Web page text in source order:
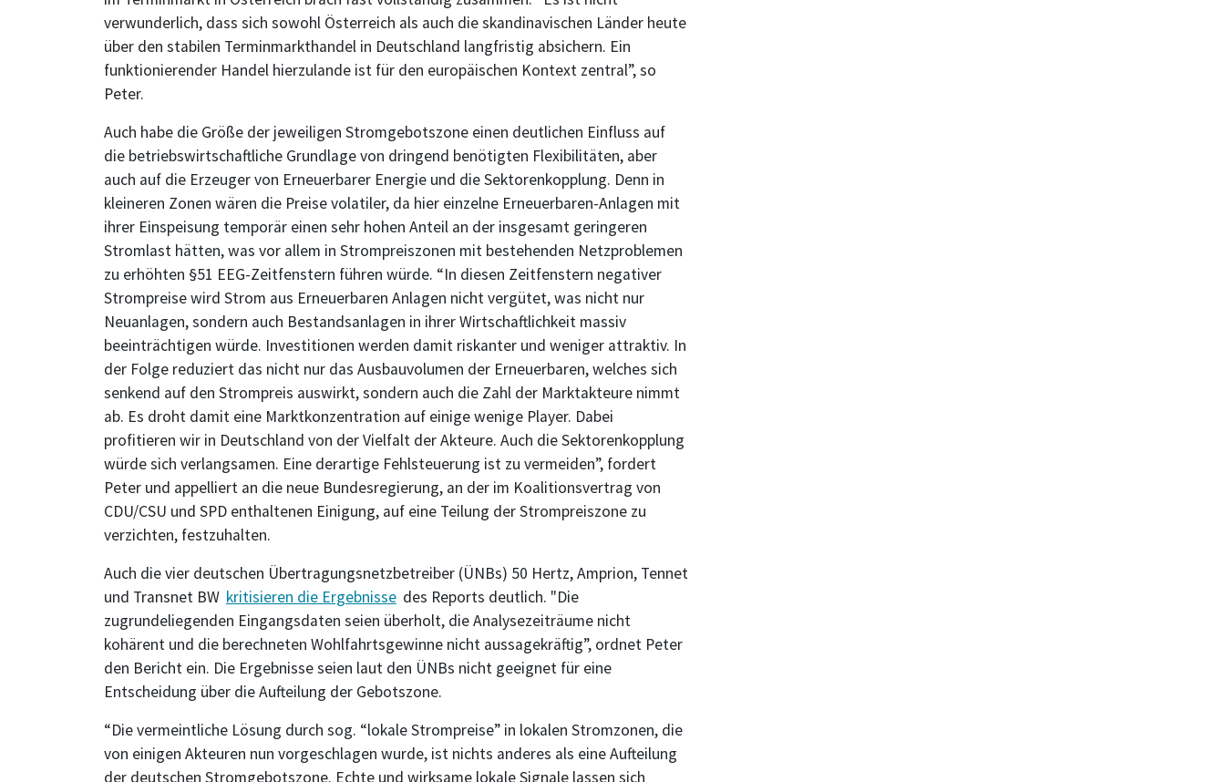
verwunderlich, dass sich sowohl Österreich als auch die skandinavischen Länder heute
über den stabilen Terminmarkthandel in Deutschland langfristig absichern. Ein
funktionierender Handel hierzulande ist für den europäischen Kontext zentral”, so
Peter.
Auch habe die Größe der jeweiligen Stromgebotszone einen deutlichen Einfluss auf
die betriebswirtschaftliche Grundlage von dringend benötigten Flexibilitäten, aber
auch auf die Erzeuger von Erneuerbarer Energie und die Sektorenkopplung. Denn in
kleineren Zonen wären die Preise volatiler, da hier einzelne Erneuerbaren-Anlagen mit
ihrer Einspeisung temporär einen sehr hohen Anteil an der insgesamt geringeren
Stromlast hätten, was vor allem in Strompreiszonen mit bestehenden Netzproblemen
zu erhöhten §51 EEG-Zeitfenstern führen würde. “In diesen Zeitfenstern negativer
Strompreise wird Strom aus Erneuerbaren Anlagen nicht vergütet, was nicht nur
Neuanlagen, sondern auch Bestandsanlagen in ihrer Wirtschaftlichkeit massiv
beeinträchtigen würde. Investitionen werden damit riskanter und weniger attraktiv. In
der Folge reduziert das nicht nur das Ausbauvolumen der Erneuerbaren, welches sich
senkend auf den Strompreis auswirkt, sondern auch die Zahl der Marktakteure nimmt
ab. Es droht damit eine Marktkonzentration auf einige wenige Player. Dabei
profitieren wir in Deutschland von der Vielfalt der Akteure. Auch die Sektorenkopplung
würde sich verlangsamen. Eine derartige Fehlsteuerung ist zu vermeiden”, fordert
Peter und appelliert an die neue Bundesregierung, an der im Koalitionsvertrag von
CDU/CSU und SPD enthaltenen Einigung, auf eine Teilung der Strompreiszone zu
verzichten, festzuhalten.
Auch die vier deutschen Übertragungsnetzbetreiber (ÜNBs) 50 Hertz, Amprion, Tennet
und Transnet BW kritisieren die Ergebnisse des Reports deutlich. "Die
zugrundeliegenden Eingangsdaten seien überholt, die Analysezeiträume nicht
kohärent und die berechneten Wohlfahrtsgewinne nicht aussagekräftig”, ordnet Peter
den Bericht ein. Die Ergebnisse seien laut den ÜNBs nicht geeignet für eine
Entscheidung über die Aufteilung der Gebotszone.
“Die vermeintliche Lösung durch sog. “lokale Strompreise” in lokalen Stromzonen, die
von einigen Akteuren nun vorgeschlagen wurde, ist nichts anderes als eine Aufteilung
der deutschen Stromgebotszone. Echte und wirksame lokale Signale lassen sich